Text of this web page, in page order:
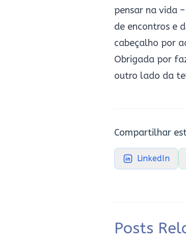
pensar na vida
de encontros e
cabeçalho por
Obrigada por
outro lado da
Compartilhar
LinkedIn
Posts